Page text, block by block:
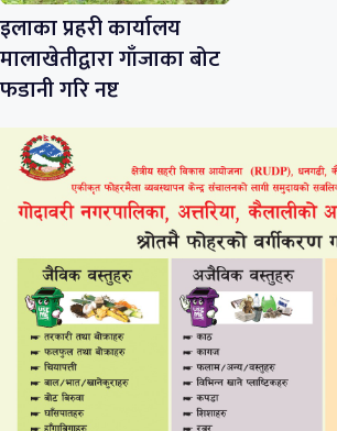
इलाका प्रहरी कार्यालय
मालाखेतीद्वारा गाँजाका बोट
फडानी गरि नष्ट